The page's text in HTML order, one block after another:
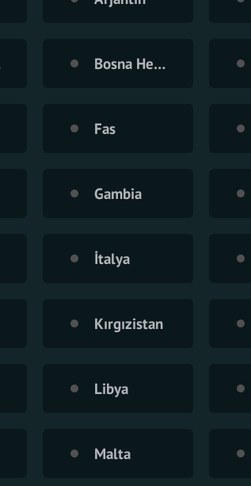
Bosna Hersek
Fas
Gambia
İtalya
Kırgızistan
Libya
Malta